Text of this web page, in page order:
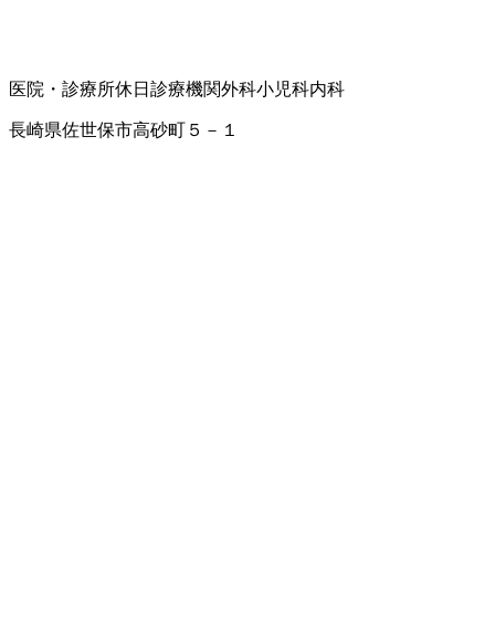
医院・診療所休日診療機関外科小児科内科
長崎県佐世保市高砂町５－１